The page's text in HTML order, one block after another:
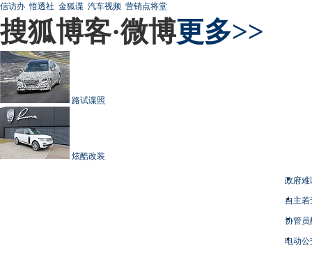
信访办 悟透社 金狐谍 汽车视频 营销点将堂
搜狐博客·微博更多>>
路试谍照
炫酷改装
政府难
自主
协管员
电动